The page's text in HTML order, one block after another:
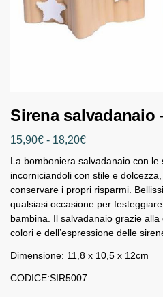
Sirena salvadanaio
15,90€ - 18,20€
La bomboniera salvadanaio con
incorniciandoli con stile e
conservare i propri risparmi.
qualsiasi occasione per
bambina. Il salvadanaio grazie
colori e dell’espressione delle
Dimensione: 11,8 x 10,5 x 12cm
CODICE:SIR5007